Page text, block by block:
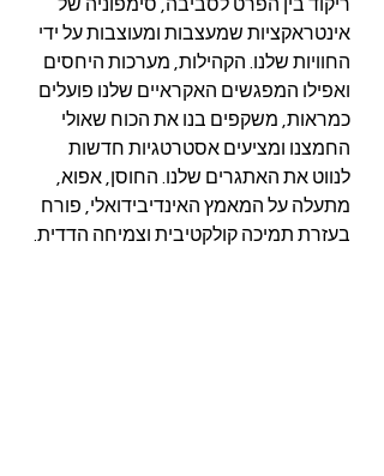
ריקוד בין הפרט לסביבה, סימפוניה של
אינטראקציות שמעצבות ומעוצבות על ידי
החוויות שלנו. הקהילות, מערכות היחסים
ואפילו המפגשים האקראיים שלנו פועלים
כמראות, משקפים בנו את הכוח שאולי
החמצנו ומציעים אסטרטגיות חדשות
לנווט את האתגרים שלנו. החוסן, אפוא,
מתעלה על המאמץ האינדיבידואלי, פורח
בעזרת תמיכה קולקטיבית וצמיחה הדדית.